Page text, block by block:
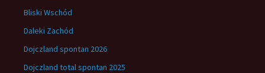
Bliski Wschód
Daleki Zachód
Dojczland spontan 2026
Dojczland total spontan 2025